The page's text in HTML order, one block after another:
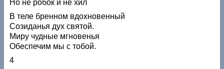
Но не робок и не хил
В теле бренном вдохновенный
Созиданья дух святой.
Миру чудные мгновенья
Обеспечим мы с тобой.
4